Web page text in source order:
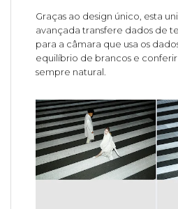
Graças ao design único, esta
avançada transfere dados de
para a câmara que usa os
equilíbrio de brancos e
sempre natural.